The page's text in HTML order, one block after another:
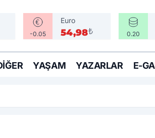
-0.05
Euro
54,98₺ 0.20
YAŞAM YAZARLAR E-